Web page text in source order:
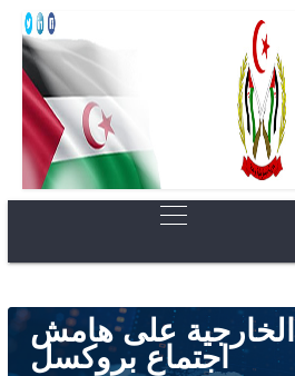
على هامش
اجتماع بروكسل